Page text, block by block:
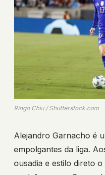
Ringo Chiu / Shutterstock.com
Alejandro Garnacho é
empolgantes da liga.
ousadia e estilo direto